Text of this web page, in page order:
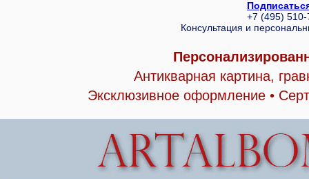
+7 (495)
Консультация и
Антикварная картина,
Эксклюзивное оформление •